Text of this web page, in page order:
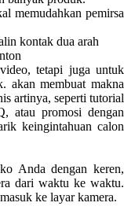
memudahkan pemirsa
kontak dua arah
tetapi juga untuk
akan membuat makna
artinya, seperti tutorial
atau promosi dengan
keingintahuan calon
Anda dengan keren,
dari waktu ke waktu.
ke layar kamera.